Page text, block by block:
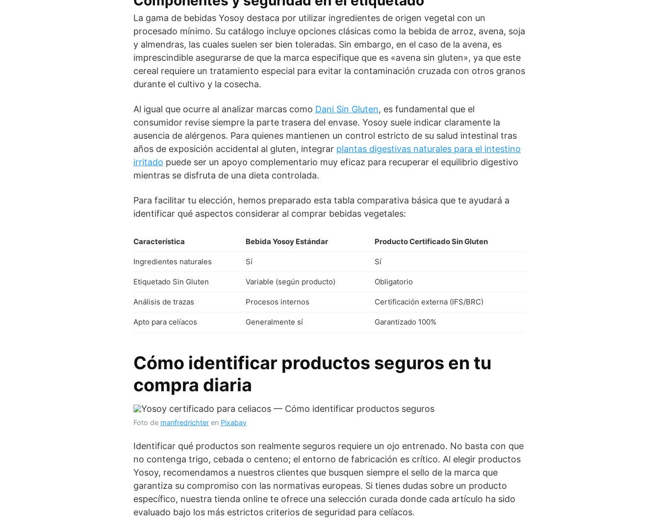
La gama de bebidas Yosoy destaca por utilizar ingredientes de origen vegetal con un
procesado mínimo. Su catálogo incluye opciones clásicas como la bebida de arroz, avena, soja
y almendras, las cuales suelen ser bien toleradas. Sin embargo, en el caso de la avena, es
imprescindible asegurarse de que la marca especifique que es «avena sin gluten», ya que este
cereal requiere un tratamiento especial para evitar la contaminación cruzada con otros granos
durante el cultivo y la cosecha.
Al igual que ocurre al analizar marcas como Dani Sin Gluten, es fundamental que el
consumidor revise siempre la parte trasera del envase. Yosoy suele indicar claramente la
ausencia de alérgenos. Para quienes mantienen un control estricto de su salud intestinal tras
años de exposición accidental al gluten, integrar plantas digestivas naturales para el intestino
irritado puede ser un apoyo complementario muy eficaz para recuperar el equilibrio digestivo
mientras se disfruta de una dieta controlada.
Para facilitar tu elección, hemos preparado esta tabla comparativa básica que te ayudará a
identificar qué aspectos considerar al comprar bebidas vegetales:
Característica Bebida Yosoy Estándar Producto Certificado Sin Gluten
Ingredientes naturales Sí Sí
Etiquetado Sin Gluten Variable (según producto) Obligatorio
Análisis de trazas Procesos internos Certificación externa (IFS/BRC)
Apto para celíacos Generalmente sí Garantizado 100%
Cómo identificar productos seguros en tu
compra diaria
Foto de manfredrichter en Pixabay
Identificar qué productos son realmente seguros requiere un ojo entrenado. No basta con que
no contenga trigo, cebada o centeno; el entorno de fabricación es crítico. Al elegir productos
Yosoy, recomendamos a nuestros clientes que busquen siempre el sello de la marca que
garantiza su compromiso con las normativas europeas. Si tienes dudas sobre un producto
específico, nuestra tienda online te ofrece una selección curada donde cada artículo ha sido
evaluado bajo los más estrictos criterios de seguridad para celíacos.